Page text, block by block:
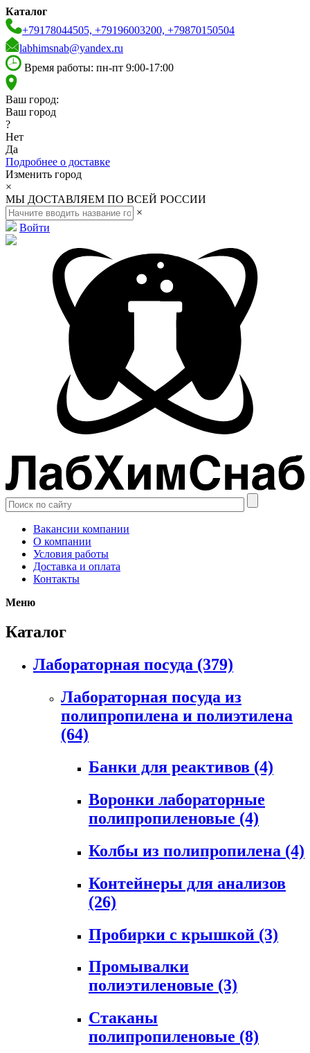
Каталог
+79178044505, +79196003200, +79870150504
labhimsnab@yandex.ru
Время работы: пн-пт 9:00-17:00
Ваш город:
Ваш город
?
Нет
Да
Подробнее о доставке
Изменить город
×
МЫ ДОСТАВЛЯЕМ ПО ВСЕЙ РОССИИ
×
Войти
Вакансии компании
О компании
Условия работы
Доставка и оплата
Контакты
Меню
Каталог
Лабораторная посуда (379)
Лабораторная посуда из
полипропилена и полиэтилена
(64)
Банки для реактивов (4)
Воронки лабораторные
полипропиленовые (4)
Колбы из полипропилена (4)
Контейнеры для анализов
(26)
Пробирки с крышкой (3)
Промывалки
полиэтиленовые (3)
Стаканы
полипропиленовые (8)